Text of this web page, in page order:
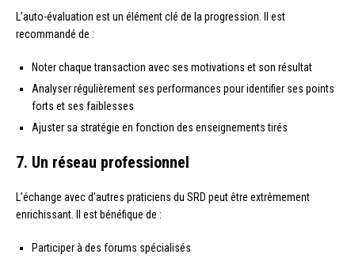
L’auto-évaluation est un élément clé de la progression. Il est
recommandé de :
Noter chaque transaction avec ses motivations et son résultat
Analyser régulièrement ses performances pour identifier ses points
forts et ses faiblesses
Ajuster sa stratégie en fonction des enseignements tirés
7. Un réseau professionnel
L’échange avec d’autres praticiens du SRD peut être extrêmement
enrichissant. Il est bénéfique de :
Participer à des forums spécialisés